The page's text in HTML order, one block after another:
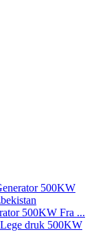
500KW Fra ...